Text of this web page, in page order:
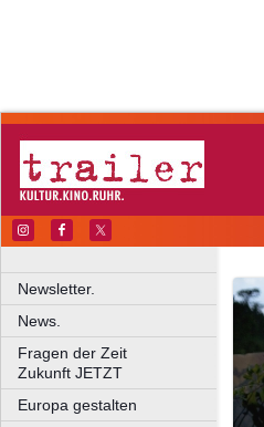
Newsletter.
News.
Fragen der Zeit
Zukunft JETZT
Europa gestalten